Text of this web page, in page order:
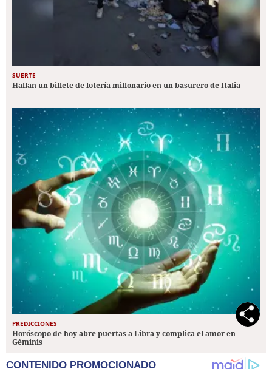
SUERTE
Hallan un billete de lotería millonario en un basurero de Italia
PREDICCIONES
Horóscopo de hoy abre puertas a Libra y complica el amor en
Géminis
CONTENIDO PROMOCIONADO